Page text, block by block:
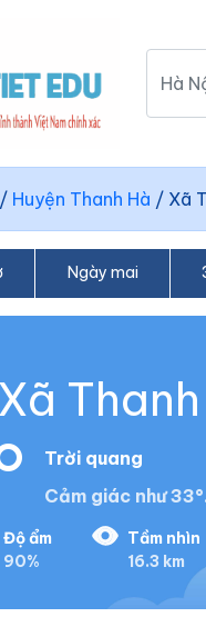
/ Huyện Thanh Hà / Xã
Ngày mai
Thanh
Trời quang
Cảm giác như
Độ ẩm
90%
Tầm nhìn
16.3 km